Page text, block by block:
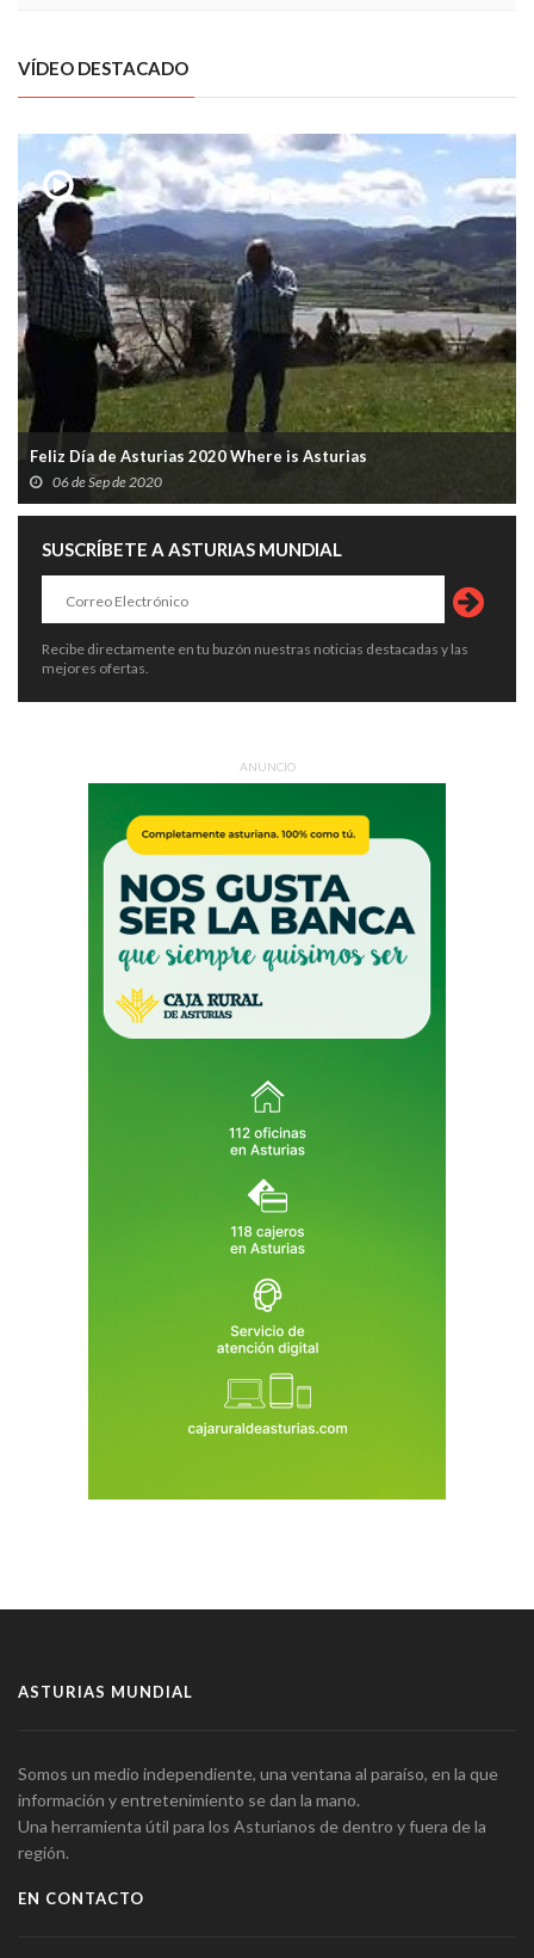
VÍDEO DESTACADO
Feliz Día de Asturias 2020 Where is Asturias
06 de Sep de 2020
SUSCRÍBETE A ASTURIAS MUNDIAL
Recibe directamente en tu buzón nuestras noticias destacadas y las
mejores ofertas.
ANUNCIO
ASTURIAS MUNDIAL
Somos un medio independiente, una ventana al paraíso, en la que
información y entretenimiento se dan la mano.
Una herramienta útil para los Asturianos de dentro y fuera de la
región.
EN CONTACTO